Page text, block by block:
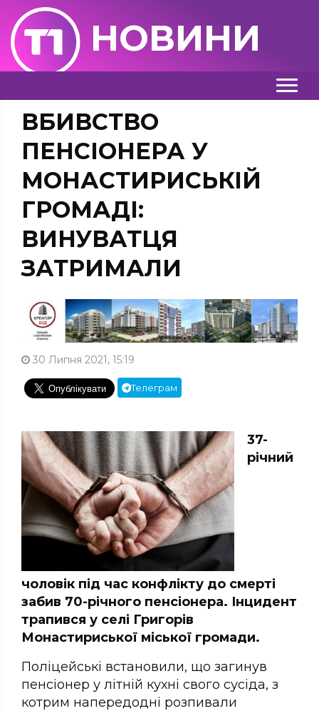
НОВИНИ
ВБИВСТВО
ПЕНСІОНЕРА У
МОНАСТИРИСЬКІЙ
ГРОМАДІ:
ВИНУВАТЦЯ
ЗАТРИМАЛИ
30 Липня 2021, 15:19
Телеграм
37-
річний
чоловік під час конфлікту до смерті
забив 70-річного пенсіонера. Інцидент
трапився у селі Григорів
Монастириської міської громади.
Поліцейські встановили, що загинув
пенсіонер у літній кухні свого сусіда, з
котрим напередодні розпивали